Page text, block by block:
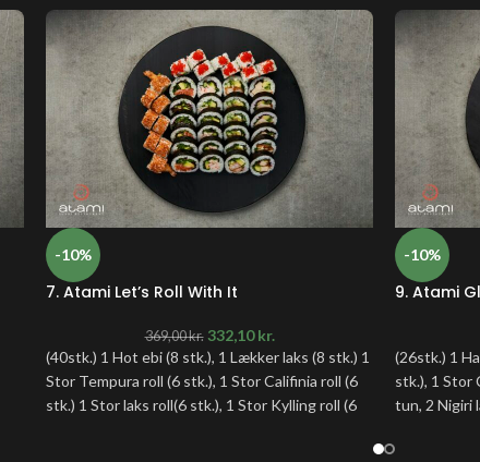
-10%
7. Atami Let’s Roll With It
369,00kr. 332,10kr.
(40stk.) 1 Hot ebi (8 stk.), 1 Lækker laks (8 stk.) 1
Stor Tempura roll (6 stk.), 1 Stor Califinia roll (6
stk.) 1 Stor laks roll(6 stk.), 1 Stor Kylling roll (6
-10%
9. Atami
(26stk.) 1
stk.), 1 Stor
tun, 2 Nigiri